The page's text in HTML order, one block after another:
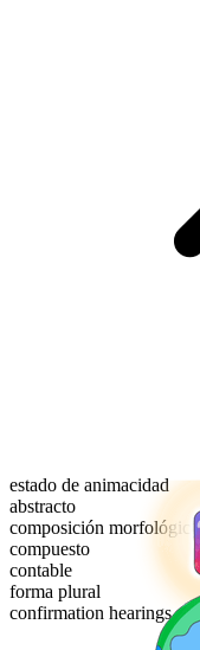
estado de animacidad
abstracto
composición morfológica
compuesto
contable
forma plural
confirmation hearings